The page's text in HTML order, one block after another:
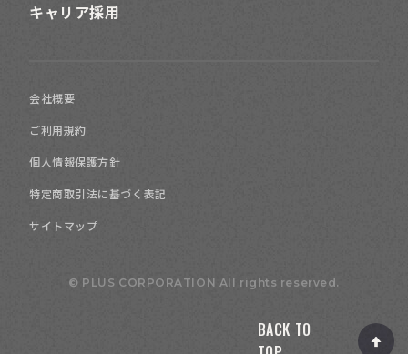
BACK TO
キャリア採用
会社概要
ご利用規約
個人情報保護方針
特定商取引法に基づく表記
サイトマップ
© PLUS CORPORATION All rights reserved.